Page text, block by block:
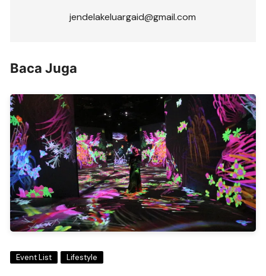
jendelakeluargaid@gmail.com
Baca Juga
Event List Lifestyle